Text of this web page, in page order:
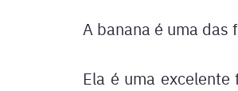
A banana é uma das
Ela é uma